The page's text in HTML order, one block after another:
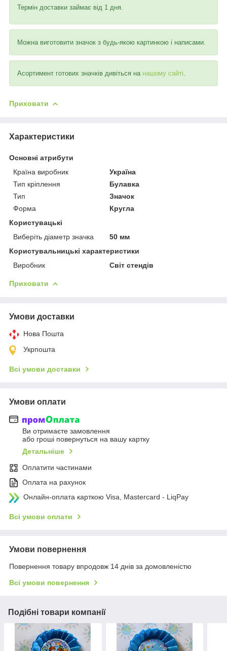
Термін доставки займає від 1 дня.
Можна виготовити значок з будь-якою картинкою і написами.
Асортимент готових значків дивіться на нашому сайті
Приховати
Характеристики
Основні атрибути
Країна виробник
Україна
Тип кріплення
Булавка
Тип
Значок
Форма
Кругла
Користувацькі
Виберіть діаметр значка
50 мм
Користувальницькі характеристики
Виробник
Світ стендів
Приховати
Умови доставки
Нова Пошта
Укрпошта
Всі умови доставки
Умови оплати
Ви отримаєте замовлення
або гроші повернуться на вашу картку
Детальніше
Оплатити частинами
Оплата на рахунок
Онлайн-оплата карткою Visa, Mastercard - LiqPay
Всі умови оплати
Умови повернення
Повернення товару впродовж 14 днів за домовленістю
Всі умови повернення
Подібні товари компанії